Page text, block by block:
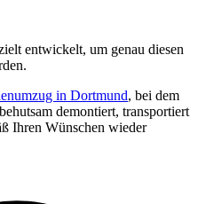
entwickelt, um genau diesen
in Dortmund, bei dem
demontiert, transportiert
Ihren Wünschen wieder